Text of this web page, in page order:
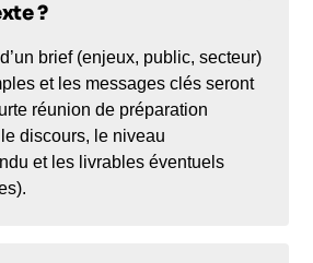
?
brief (enjeux, public, secteur)
et les messages clés seront
réunion de préparation
discours, le niveau
et les livrables éventuels